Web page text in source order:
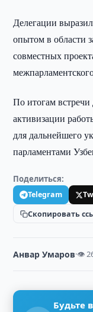
Делегации
опытом в области
совместных
По итогам встречи
активизации
для дальнейшего
парламентами
Поделиться:
Telegram
Скопировать
Анвар Умаров·👁
Будьте